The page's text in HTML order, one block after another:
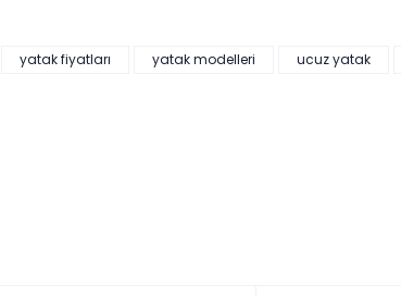
yatak fiyatları yatak modelleri ucuz yatak